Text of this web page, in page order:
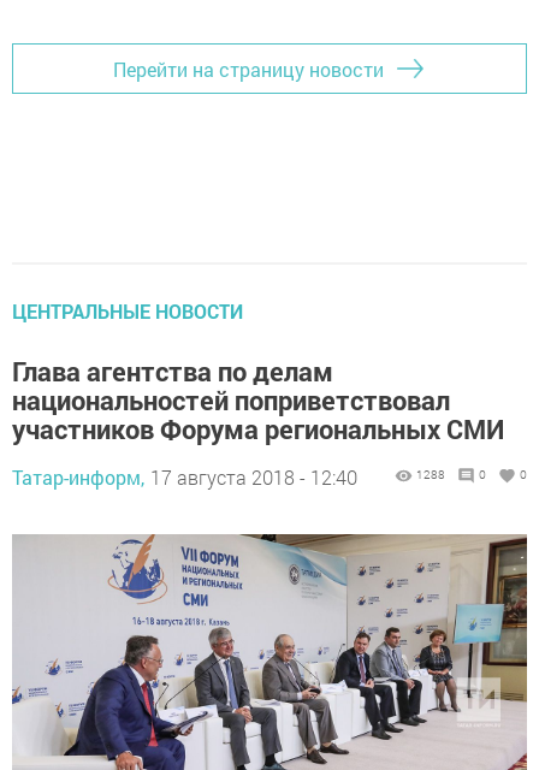
Перейти на страницу новости
ЦЕНТРАЛЬНЫЕ НОВОСТИ
Глава агентства по делам
национальностей поприветствовал
участников Форума региональных СМИ
Татар-информ, 17 августа 2018 - 12:40 1288 0 0